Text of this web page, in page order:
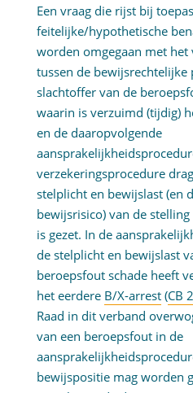
Een vraag die rijst bij
feitelijke/hypothetische
worden omgegaan met het
tussen de bewijsrechtelijke
slachtoffer van de
waarin is verzuimd (tijdig)
en de daaropvolgende
verzekeringsprocedure
stelplicht en bewijslast (en
bewijsrisico) van de
is gezet. In de
de stelplicht en bewijslast
beroepsfout schade heeft
het eerdere B/X-arrest(CB
Raad in dit verband
van een beroepsfout in de
bewijspositie mag worden